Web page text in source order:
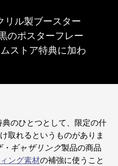
リル製ブースター
のポスターフレー
ストア特典に加わ
のひとつとして、限定の什
取れるというものがありま
・ギャザリング製品の商品
ング素材の補強に使うこと